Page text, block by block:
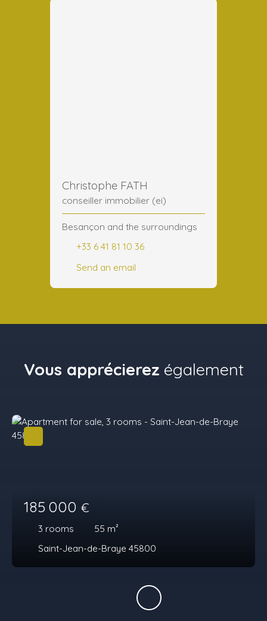
Christophe FATH
conseiller immobilier (ei)
Besançon and the surroundings
+33 6 41 81 10 36
Send an email
Vous apprécierez également
185 000 €
3 rooms 55 m²
Saint-Jean-de-Braye 45800